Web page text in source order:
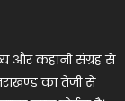
और कहानी संग्रह से
का तेजी से